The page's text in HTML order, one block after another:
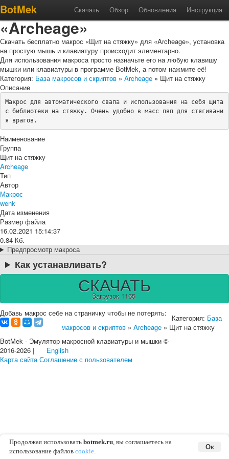
BotMek Скачать Обзор Обновления Инструкция
Макрос «Щит на стяжку» для
«Archeage»
Скачать бесплатно макрос «Щит на стяжку» для «Archeage», установка
на простую мышь и клавиатуру происходит элементарно.
Для использования макроса просто назначьте его на любую клавишу
мышки или клавиатуры в программе BotMek, а потом нажмите её!
Категория: База макросов и скриптов » Archeage » Щит на стяжку
Описание
Макрос для автоматического свапа и использования на себя щита
с библиотеки на стяжку. Очень удобно в масс пвп для стягивани
я врагов.
Наименование
Группа
Щит на стяжку
Archeage
Тип
Автор
Макрос
wenk
Дата изменения
Размер файла
16.02.2021 15:14:37
0.84 Кб.
Предпросмотр макроса
Как устанавливать?
СКАЧАТЬ
Загрузок 1165
Добавь макрос себе на страничку чтобы не потерять:
Категория: База
макросов и скриптов » Archeage » Щит на стяжку
BotMek - Эмулятор макросной клавиатуры и мышки ©
2016-2026 |
English
Карта сайта Соглашение с пользователем